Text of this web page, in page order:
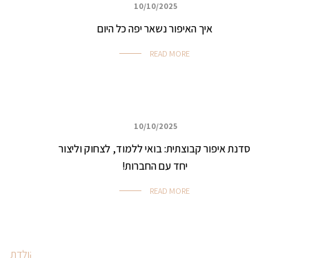
10/10/2025
איך האיפור נשאר יפה כל היום
READ MORE
10/10/2025
סדנת איפור קבוצתית: בואי ללמוד, לצחוק וליצור
יחד עם החברות!
READ MORE